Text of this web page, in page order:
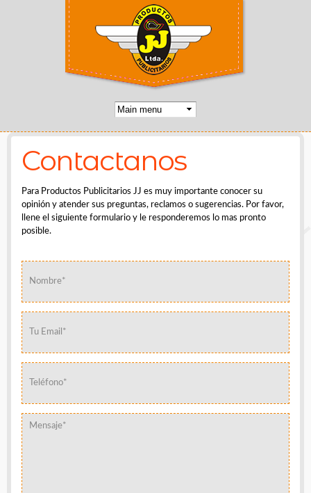
Pasar al
contenido
principal
Usted está aquí
Contactanos
Para Productos Publicitarios JJ es muy importante conocer su
opinión y atender sus preguntas, reclamos o sugerencias. Por favor,
llene el siguiente formulario y le responderemos lo mas pronto
posible.
NOMBRE
TU EMAIL
TELÉFONO
MENSAJE